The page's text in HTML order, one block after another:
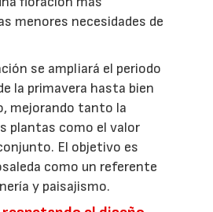
menores necesidades de
se ampliará el periodo
la primavera hasta bien
mejorando tanto la
plantas como el valor
El objetivo es
como un referente
y paisajismo.